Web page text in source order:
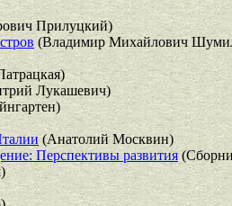
Прилуцкий)
(Владимир Михайлович
Лукашевич)
(Анатолий Москвин)
Перспективы развития